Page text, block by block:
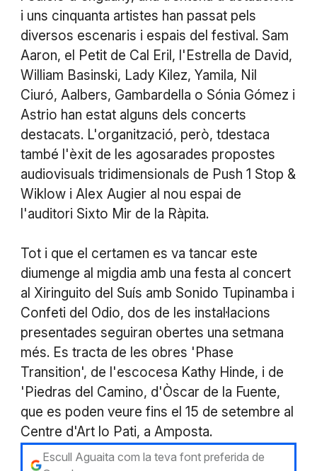
i uns cinquanta artistes han passat pels
diversos escenaris i espais del festival. Sam
Aaron, el Petit de Cal Eril, l'Estrella de David,
William Basinski, Lady Kilez, Yamila, Nil
Ciuró, Aalbers, Gambardella o Sónia Gómez i
Astrio han estat alguns dels concerts
destacats. L'organització, però, tdestaca
també l'èxit de les agosarades propostes
audiovisuals tridimensionals de Push 1 Stop &
Wiklow i Alex Augier al nou espai de
l'auditori Sixto Mir de la Ràpita.
Tot i que el certamen es va tancar este
diumenge al migdia amb una festa al concert
al Xiringuito del Suís amb Sonido Tupinamba i
Confeti del Odio, dos de les instal·lacions
presentades seguiran obertes una setmana
més. Es tracta de les obres 'Phase
Transition', de l'escocesa Kathy Hinde, i de
'Piedras del Camino, d'Òscar de la Fuente,
que es poden veure fins el 15 de setembre al
Centre d'Art lo Pati, a Amposta.
Escull Aguaita com la teva font preferida de